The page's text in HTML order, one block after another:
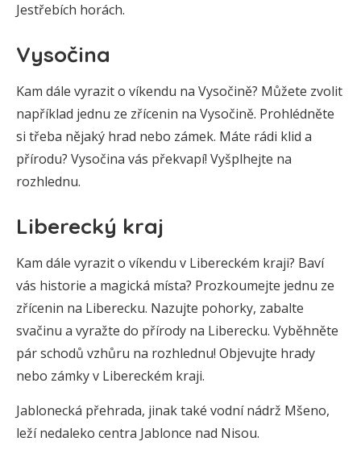
Jestřebích horách.
Vysočina
Kam dále vyrazit o víkendu na Vysočině? Můžete zvolit
například jednu ze zřícenin na Vysočině. Prohlédněte
si třeba nějaký hrad nebo zámek. Máte rádi klid a
přírodu? Vysočina vás překvapí! Vyšplhejte na
rozhlednu.
Liberecký kraj
Kam dále vyrazit o víkendu v Libereckém kraji? Baví
vás historie a magická místa? Prozkoumejte jednu ze
zřícenin na Liberecku. Nazujte pohorky, zabalte
svačinu a vyražte do přírody na Liberecku. Vyběhněte
pár schodů vzhůru na rozhlednu! Objevujte hrady
nebo zámky v Libereckém kraji.
Jablonecká přehrada, jinak také vodní nádrž Mšeno,
leží nedaleko centra Jablonce nad Nisou.